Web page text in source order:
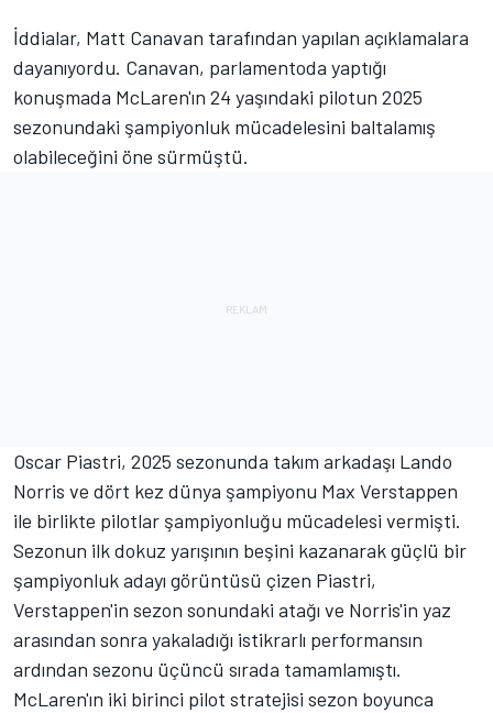
İddialar, Matt Canavan tarafından yapılan açıklamalara
dayanıyordu. Canavan, parlamentoda yaptığı
konuşmada McLaren'ın 24 yaşındaki pilotun 2025
sezonundaki şampiyonluk mücadelesini baltalamış
olabileceğini öne sürmüştü.
Oscar Piastri, 2025 sezonunda takım arkadaşı Lando
Norris ve dört kez dünya şampiyonu Max Verstappen
ile birlikte pilotlar şampiyonluğu mücadelesi vermişti.
Sezonun ilk dokuz yarışının beşini kazanarak güçlü bir
şampiyonluk adayı görüntüsü çizen Piastri,
Verstappen'in sezon sonundaki atağı ve Norris'in yaz
arasından sonra yakaladığı istikrarlı performansın
ardından sezonu üçüncü sırada tamamlamıştı.
McLaren'ın iki birinci pilot stratejisi sezon boyunca